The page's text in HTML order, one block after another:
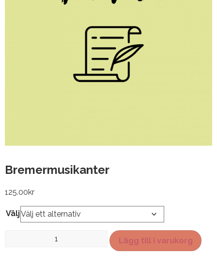
Bremermusikanter
125.00kr
Välj
Bremermusikanter
Lägg till i varukorg